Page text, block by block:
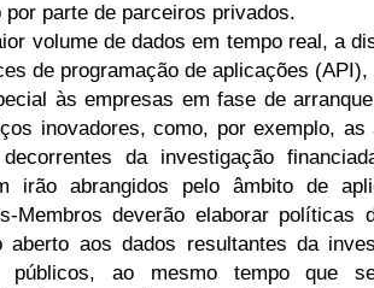
por parte de parceiros privados.
volume de dados em tempo real, a
de programação de aplicações
às empresas em fase de
inovadores, como, por exemplo,
da investigação
irão abrangidos pelo âmbito de
Membros deverão elaborar políticas
aberto aos dados resultantes da
públicos, ao mesmo tempo que